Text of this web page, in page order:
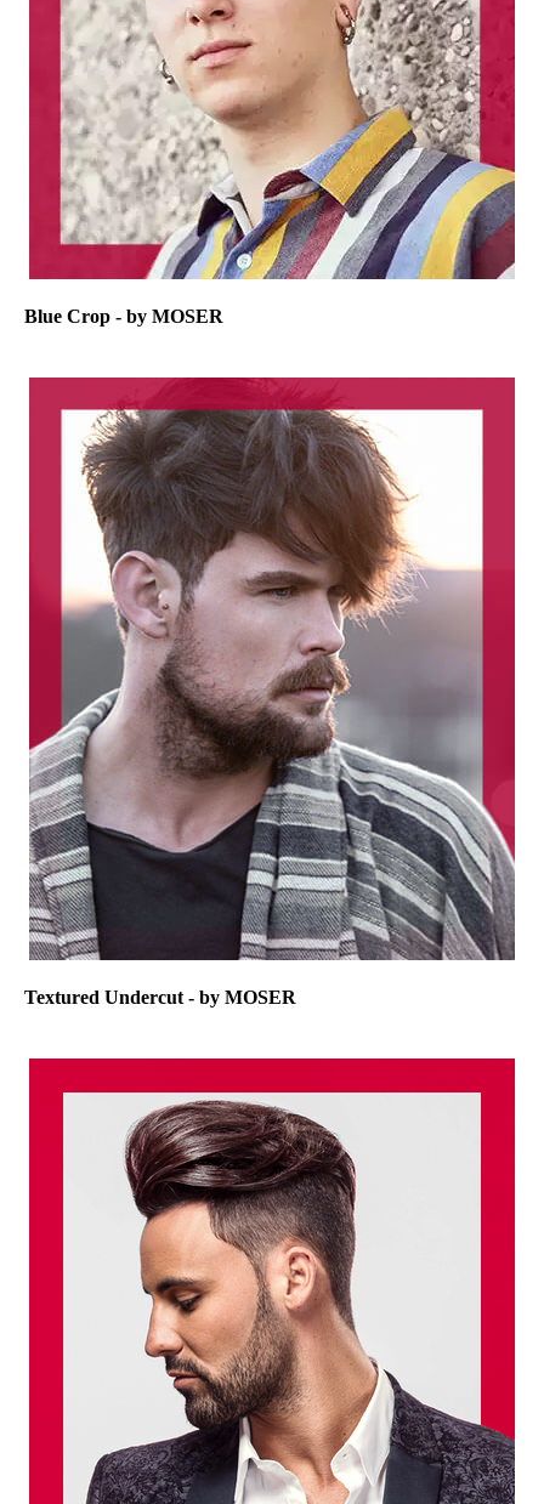
Blue Crop - by MOSER
Textured Undercut - by MOSER